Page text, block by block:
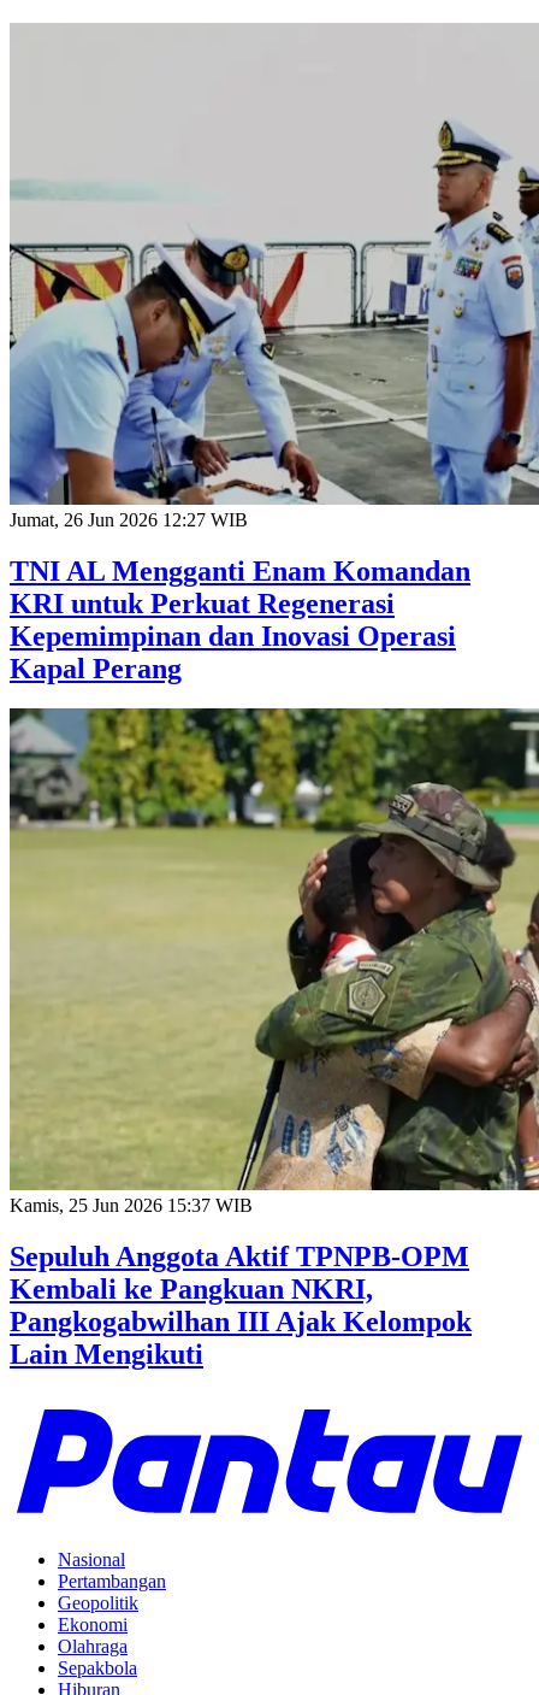
Jumat, 26 Jun 2026 12:27 WIB
TNI AL Mengganti Enam Komandan
KRI untuk Perkuat Regenerasi
Kepemimpinan dan Inovasi Operasi
Kapal Perang
Kamis, 25 Jun 2026 15:37 WIB
Sepuluh Anggota Aktif TPNPB-OPM
Kembali ke Pangkuan NKRI,
Pangkogabwilhan III Ajak Kelompok
Lain Mengikuti
Nasional
Pertambangan
Geopolitik
Ekonomi
Olahraga
Sepakbola
Hiburan